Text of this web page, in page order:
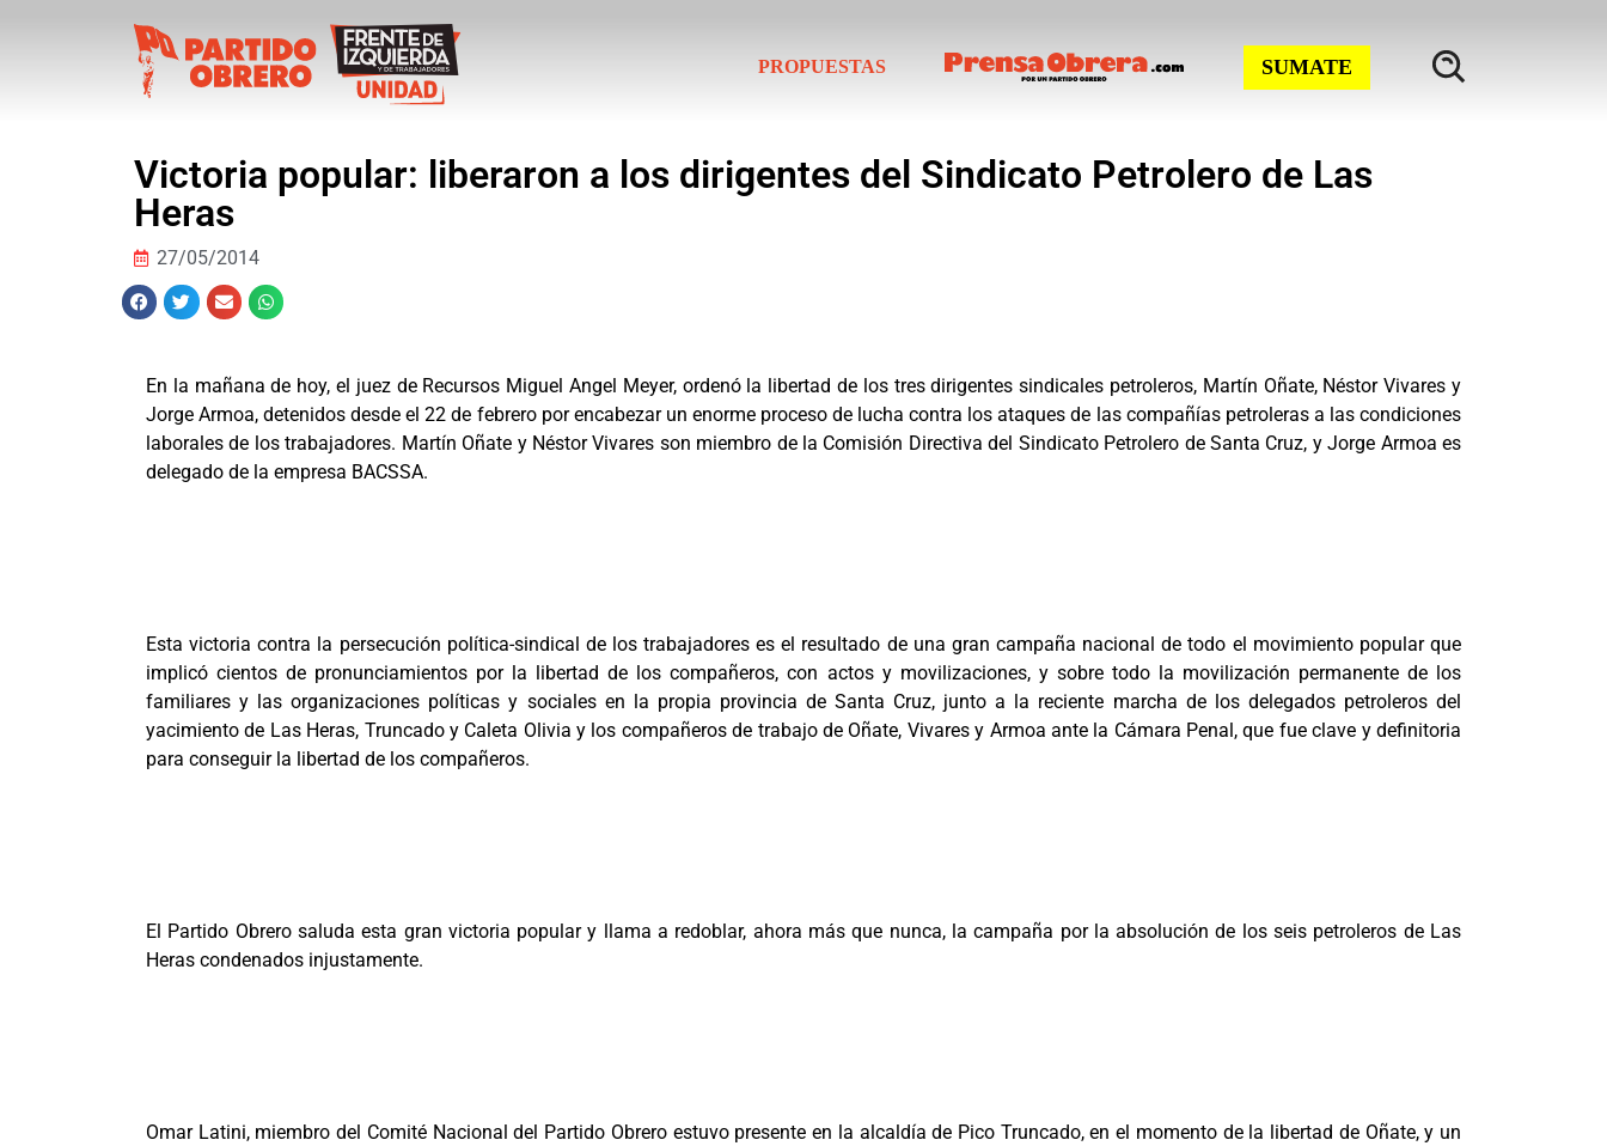
PROPUESTAS SUMATE
Victoria popular: liberaron a los dirigentes del Sindicato Petrolero de Las
Heras
27/05/2014
En la mañana de hoy, el juez de Recursos Miguel Angel Meyer, ordenó la libertad de los tres dirigentes sindicales petroleros, Martín Oñate, Néstor Vivares y
Jorge Armoa, detenidos desde el 22 de febrero por encabezar un enorme proceso de lucha contra los ataques de las compañías petroleras a las condiciones
laborales de los trabajadores. Martín Oñate y Néstor Vivares son miembro de la Comisión Directiva del Sindicato Petrolero de Santa Cruz, y Jorge Armoa es
delegado de la empresa BACSSA.
Esta victoria contra la persecución política-sindical de los trabajadores es el resultado de una gran campaña nacional de todo el movimiento popular que
implicó cientos de pronunciamientos por la libertad de los compañeros, con actos y movilizaciones, y sobre todo la movilización permanente de los
familiares y las organizaciones políticas y sociales en la propia provincia de Santa Cruz, junto a la reciente marcha de los delegados petroleros del
yacimiento de Las Heras, Truncado y Caleta Olivia y los compañeros de trabajo de Oñate, Vivares y Armoa ante la Cámara Penal, que fue clave y definitoria
para conseguir la libertad de los compañeros.
El Partido Obrero saluda esta gran victoria popular y llama a redoblar, ahora más que nunca, la campaña por la absolución de los seis petroleros de Las
Heras condenados injustamente.
Omar Latini, miembro del Comité Nacional del Partido Obrero estuvo presente en la alcaldía de Pico Truncado, en el momento de la libertad de Oñate, y un